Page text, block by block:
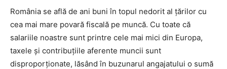
România se află de ani buni în topul nedorit al țărilor cu
cea mai mare povară fiscală pe muncă. Cu toate că
salariile noastre sunt printre cele mai mici din Europa,
taxele și contribuțiile aferente muncii sunt
disproporționate, lăsând în buzunarul angajatului o sumă